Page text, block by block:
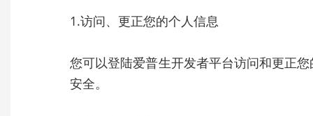
1.访问、更正您的个人信息
您可以登陆爱普生开发者平台访问和更正
安全。